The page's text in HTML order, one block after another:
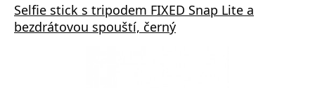
Selfie stick s tripodem FIXED Snap Lite a
bezdrátovou spouští, černý